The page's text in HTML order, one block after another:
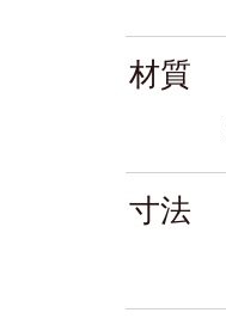
材質
寸法